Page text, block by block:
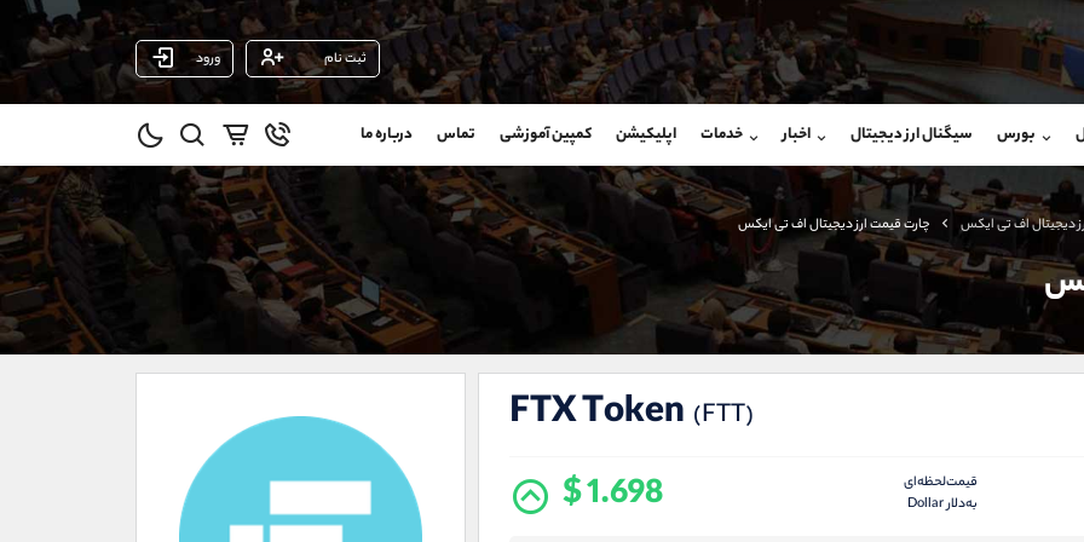
ثبت نام ورود
بورس سیگنال ارز دیجیتال اخبار خدمات اپلیکیشن کمپین آموزشی تماس درباره ما
دیجیتال اف تی ایکس چارت قیمت ارز دیجیتال اف تی ایکس
FTX Token (FTT)
قیمت‌لحظه‌ای
به‌دلار Dollar
$ 1.698
شروع گفتگو
@Armteam_admin_por
107
شروع گفتگو
@Armteam_admin_103
داخلی 103
(یوسف فرخنده)
09194198792
واتساپ شروع گفتگو
تلگرام @Armteam_admin_33
021-22021030
021-22021040
@alireza.mehrabii
@alirezamehrabi_com